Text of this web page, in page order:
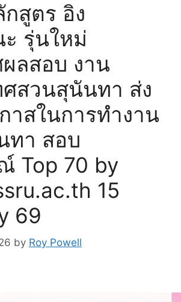
สูตร อิง
รุ่นใหม่
ลสอบ งาน
สวนสุนันทา ส่ง
าสในการทำงาน
ทา สอบ
Top 70 by
15
69
by Roy Powell